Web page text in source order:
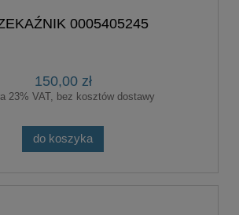
0005405245
150,00 zł
23% VAT, bez kosztów dostawy
do koszyka